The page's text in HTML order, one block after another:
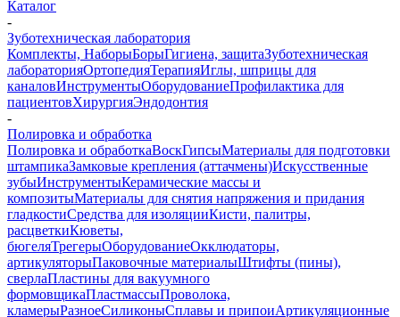
Каталог
-
Зуботехническая лаборатория
Комплекты, НаборыБорыГигиена, защитаЗуботехническая
лабораторияОртопедияТерапияИглы, шприцы для
каналовИнструментыОборудованиеПрофилактика для
пациентовХирургияЭндодонтия
-
Полировка и обработка
Полировка и обработкаВоскГипсыМатериалы для подготовки
штампикаЗамковые крепления (аттачмены)Искусственные
зубыИнструментыКерамические массы и
композитыМатериалы для снятия напряжения и придания
гладкостиСредства для изоляцииКисти, палитры,
расцветкиКюветы,
бюгеляТрегерыОборудованиеОкклюдаторы,
артикуляторыПаковочные материалыШтифты (пины),
сверлаПластины для вакуумного
формовщикаПластмассыПроволока,
кламерыРазноеСиликоныСплавы и припоиАртикуляционные